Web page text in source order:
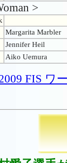
>
Margarita Marbler
Jennifer Heil
Aiko Uemura
FIS ワ